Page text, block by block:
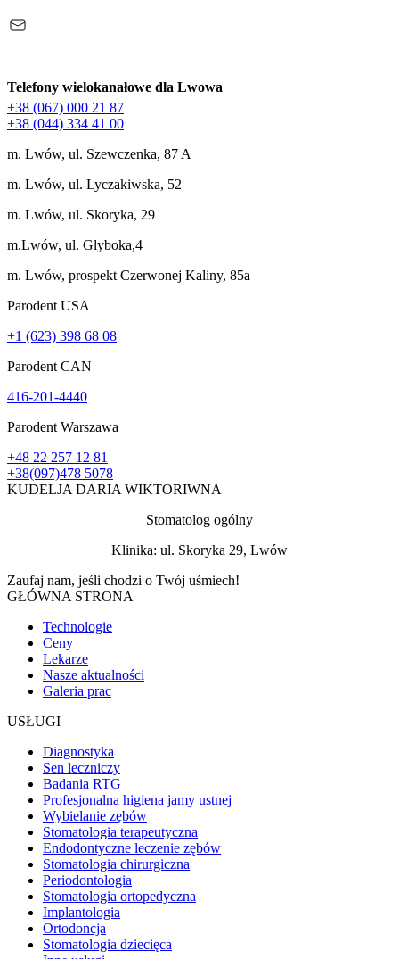
Telefony wielokanałowe dla Lwowa
+38 (067) 000 21 87
+38 (044) 334 41 00
m. Lwów, ul. Szewczenka, 87 A
m. Lwów, ul. Lyczakiwska, 52
m. Lwów, ul. Skoryka, 29
m.Lwów, ul. Glyboka,4
m. Lwów, prospekt Czerwonej Kaliny, 85a
Parodent USА
+1 (623) 398 68 08
Parodent CAN
416-201-4440
Parodent Warszawa
+48 22 257 12 81
+38(097)478 5078
KUDELJA DARIA WIKTORIWNA
Stomatolog ogólny
Klinika: ul. Skoryka 29, Lwów
Zaufaj nam, jeśli chodzi o Twój uśmiech!
GŁÓWNA STRONA
Technologie
Ceny
Lekarze
Nasze aktualności
Galeria prac
USŁUGI
Diagnostyka
Sen leczniczy
Badania RTG
Profesjonalna higiena jamy ustnej
Wybielanie zębów
Stomatologia terapeutyczna
Endodontyczne leczenie zębów
Stomatologia chirurgiczna
Periodontologia
Stomatologia ortopedyczna
Implantologia
Ortodoncja
Stomatologia dziecięca